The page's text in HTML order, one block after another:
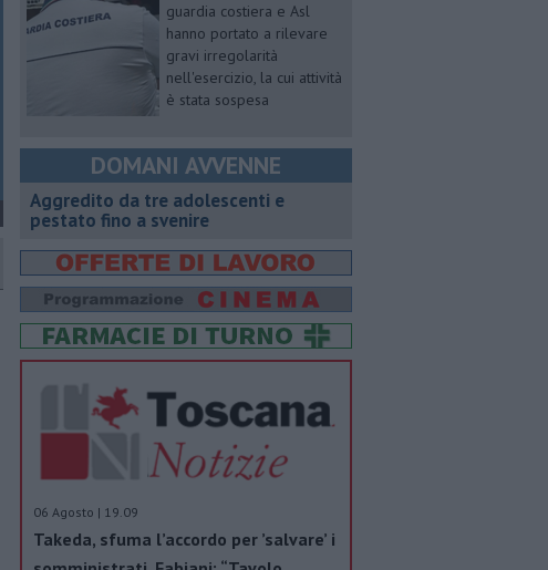
guardia costiera e Asl
hanno portato a rilevare
gravi irregolarità
nell'esercizio, la cui attività
è stata sospesa
DOMANI AVVENNE
Aggredito da tre adolescenti e
pestato fino a svenire
06 Agosto | 19.09
Takeda, sfuma l’accordo per ’salvare’ i